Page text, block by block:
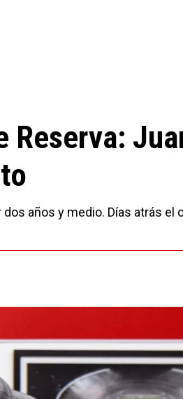
Reserva:
años y medio. Días atrás el